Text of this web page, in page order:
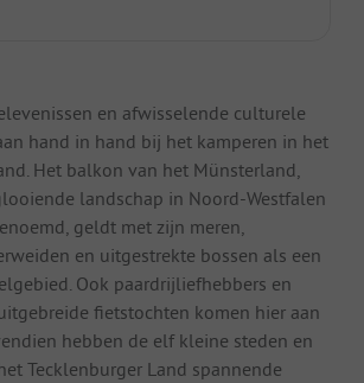
en afwisselende culturele
hand in hand bij het kamperen in het
Het balkon van het Münsterland,
landschap in Noord-Westfalen
geldt met zijn meren,
en uitgestrekte bossen als een
Ook paardrijliefhebbers en
fietstochten komen hier aan
hebben de elf kleine steden en
Tecklenburger Land spannende